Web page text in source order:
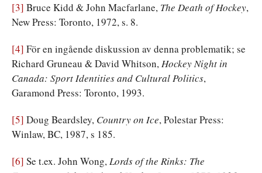
[3] Bruce Kidd & John Macfarlane, The Death of Hockey,
New Press: Toronto, 1972, s. 8.
[4] För en ingående diskussion av denna problematik; se
Richard Gruneau & David Whitson,Hockey Night in
Canada: Sport Identities and Cultural Politics,
Garamond Press: Toronto, 1993.
[5] Doug Beardsley, Country on Ice, Polestar Press:
Winlaw, BC, 1987, s 185.
[6] Se t.ex. John Wong,Lords of the Rinks: The